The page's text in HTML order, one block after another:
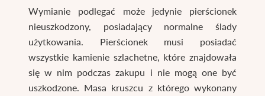
Wymianie podlegać może jedynie pierścionek
nieuszkodzony, posiadający normalne ślady
użytkowania. Pierścionek musi posiadać
wszystkie kamienie szlachetne, które znajdowała
się w nim podczas zakupu i nie mogą one być
uszkodzone. Masa kruszcu z którego wykonany